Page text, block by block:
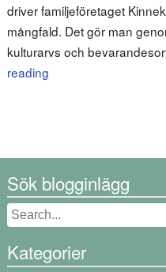
driver familjeföretaget
mångfald. Det gör man
kulturarvs och
reading
Sök blogginlägg
Kategorier